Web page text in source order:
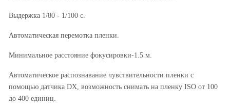
Выдержка 1/80 - 1/100 с.
Автоматическая перемотка пленки.
Минимальное расстояние фокусировки-1.5 м.
Автоматическое распознавание чувствительности пленки с
помощью датчика DX, возможность снимать на пленку ISO от 100
до 400 единиц.